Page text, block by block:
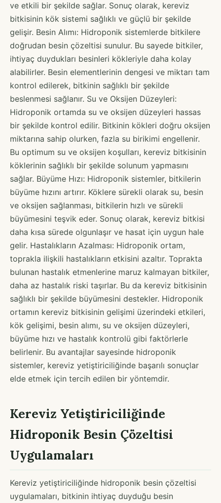
ve etkili bir şekilde sağlar. Sonuç olarak, kereviz
bitkisinin kök sistemi sağlıklı ve güçlü bir şekilde
gelişir. Besin Alımı: Hidroponik sistemlerde bitkilere
doğrudan besin çözeltisi sunulur. Bu sayede bitkiler,
ihtiyaç duydukları besinleri kökleriyle daha kolay
alabilirler. Besin elementlerinin dengesi ve miktarı tam
kontrol edilerek, bitkinin sağlıklı bir şekilde
beslenmesi sağlanır. Su ve Oksijen Düzeyleri:
Hidroponik ortamda su ve oksijen düzeyleri hassas
bir şekilde kontrol edilir. Bitkinin kökleri doğru oksijen
miktarına sahip olurken, fazla su birikimi engellenir.
Bu optimum su ve oksijen koşulları, kereviz bitkisinin
köklerinin sağlıklı bir şekilde solunum yapmasını
sağlar. Büyüme Hızı: Hidroponik sistemler, bitkilerin
büyüme hızını artırır. Köklere sürekli olarak su, besin
ve oksijen sağlanması, bitkilerin hızlı ve sürekli
büyümesini teşvik eder. Sonuç olarak, kereviz bitkisi
daha kısa sürede olgunlaşır ve hasat için uygun hale
gelir. Hastalıkların Azalması: Hidroponik ortam,
toprakla ilişkili hastalıkların etkisini azaltır. Toprakta
bulunan hastalık etmenlerine maruz kalmayan bitkiler,
daha az hastalık riski taşırlar. Bu da kereviz bitkisinin
sağlıklı bir şekilde büyümesini destekler. Hidroponik
ortamın kereviz bitkisinin gelişimi üzerindeki etkileri,
kök gelişimi, besin alımı, su ve oksijen düzeyleri,
büyüme hızı ve hastalık kontrolü gibi faktörlerle
belirlenir. Bu avantajlar sayesinde hidroponik
sistemler, kereviz yetiştiriciliğinde başarılı sonuçlar
elde etmek için tercih edilen bir yöntemdir.
Kereviz Yetiştiriciliğinde
Hidroponik Besin Çözeltisi
Uygulamaları
Kereviz yetiştiriciliğinde hidroponik besin çözeltisi
uygulamaları, bitkinin ihtiyaç duyduğu besin